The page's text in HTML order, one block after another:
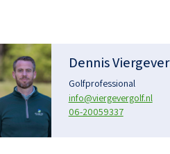
Dennis Viergever
Golfprofessional
info@viergevergolf.nl
06-20059337